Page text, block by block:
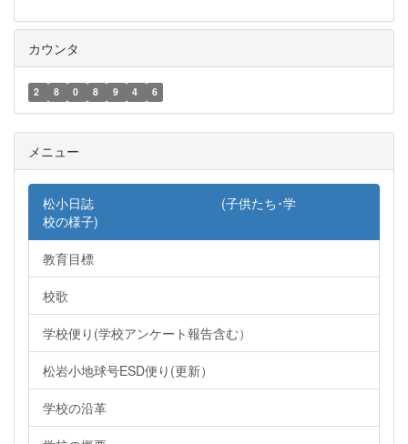
カウンタ
2 8 0 8 9 4 6
メニュー
松小日誌 (子供たち･学
校の様子)
教育目標
校歌
学校便り(学校アンケート報告含む）
松岩小地球号ESD便り(更新）
学校の沿革